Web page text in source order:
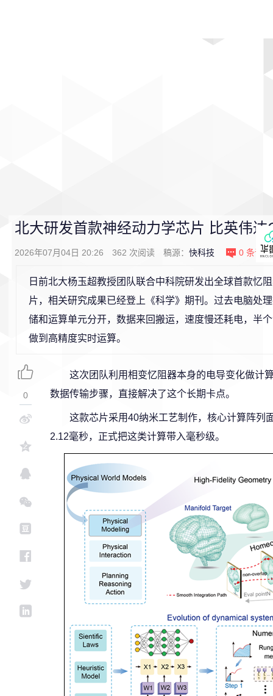
北大研发首款神经动力学芯片 比英伟达
2026年07月04日 20:26 362 次阅读 稿源： 快科技 0 条评论
日前北大杨玉超教授团队联合中科院研发出全球首款忆
片，相关研究成果已经登上《科学》期刊。过去电脑处
储和运算单元分开，数据来回搬运，速度慢还耗电，半
做到高精度实时运算。
这次团队利用相变忆阻器本身的电导变化做计
数据传输步骤，直接解决了这个长期卡点。
这款芯片采用40纳米工艺制作，核心计算阵列
2.12毫秒，正式把这类计算带入毫秒级。
0